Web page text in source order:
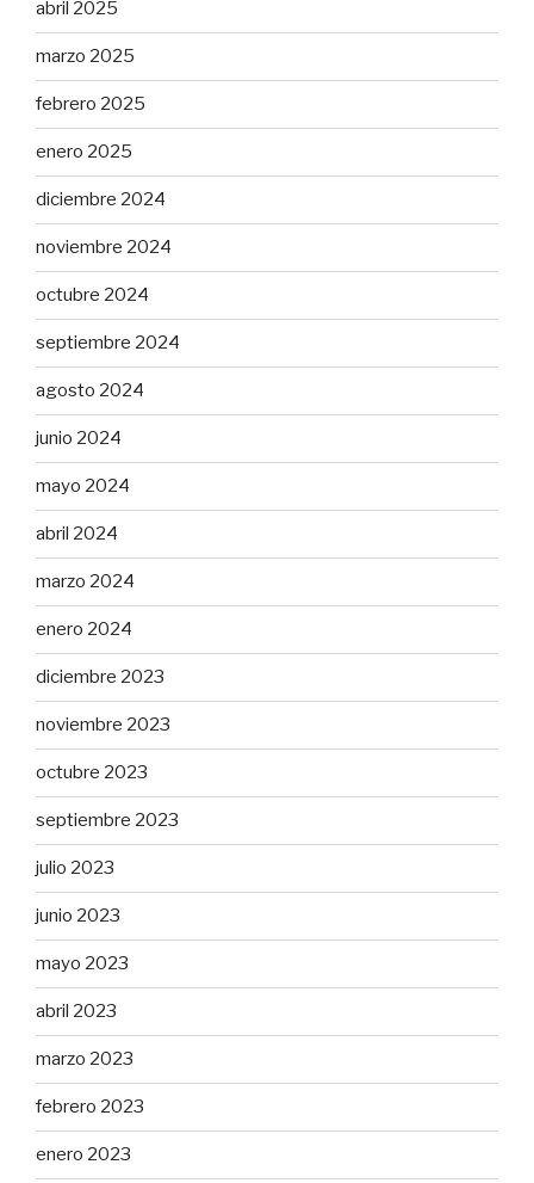
abril 2025
marzo 2025
febrero 2025
enero 2025
diciembre 2024
noviembre 2024
octubre 2024
septiembre 2024
agosto 2024
junio 2024
mayo 2024
abril 2024
marzo 2024
enero 2024
diciembre 2023
noviembre 2023
octubre 2023
septiembre 2023
julio 2023
junio 2023
mayo 2023
abril 2023
marzo 2023
febrero 2023
enero 2023